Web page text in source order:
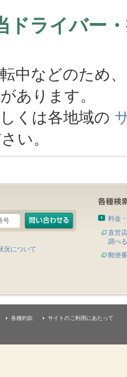
ドライバー
中などのため
あります。
くは各地域の
い。
況について
料金
直営
調べる
郵便
各種約款 サイトのご利用にあたって